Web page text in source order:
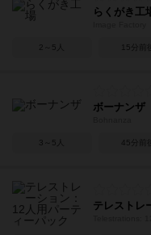
らくがき工
2～5人 15分前後
ボーナンザ
3～5人 45分前後
テレストレ